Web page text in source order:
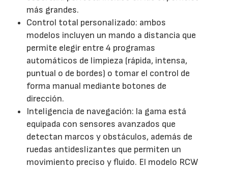
más grandes.
Control total personalizado: ambos
modelos incluyen un mando a distancia que
permite elegir entre 4 programas
automáticos de limpieza (rápida, intensa,
puntual o de bordes) o tomar el control de
forma manual mediante botones de
dirección.
Inteligencia de navegación: la gama está
equipada con sensores avanzados que
detectan marcos y obstáculos, además de
ruedas antideslizantes que permiten un
movimiento preciso y fluido. El modelo RCW